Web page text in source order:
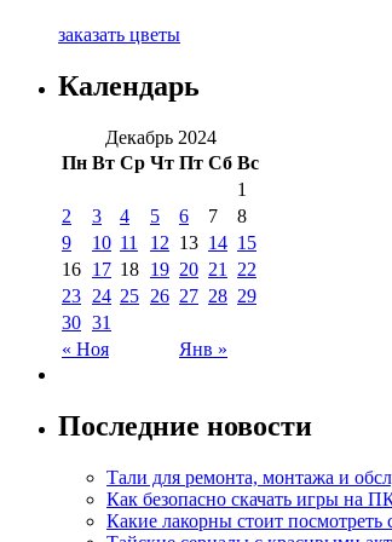
заказать цветы
Календарь
Декабрь 2024
Пн Вт Ср Чт Пт Сб Вс
« Ноя Янв »
1
2
3 4 5 6 7
8
9
10 11 12 13 14 15
16 17 18 19 20 21
22
23 24 25 26 27 28 29
30 31
Последние новости
Тали для ремонта, монтажа и
Как безопасно скачать игры на
Какие лакорны стоит посмотреть